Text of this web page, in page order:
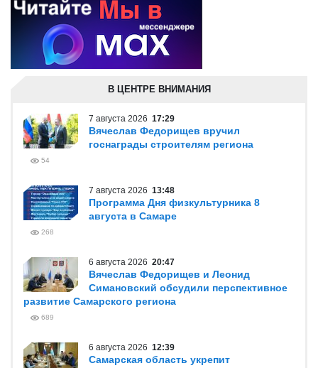
В ЦЕНТРЕ ВНИМАНИЯ
7 августа 2026 17:29
Вячеслав Федорищев вручил
госнаграды строителям региона
54
7 августа 2026 13:48
Программа Дня физкультурника 8
августа в Самаре
268
6 августа 2026 20:47
Вячеслав Федорищев и Леонид
Симановский обсудили перспективное
развитие Самарского региона
689
6 августа 2026 12:39
Самарская область укрепит